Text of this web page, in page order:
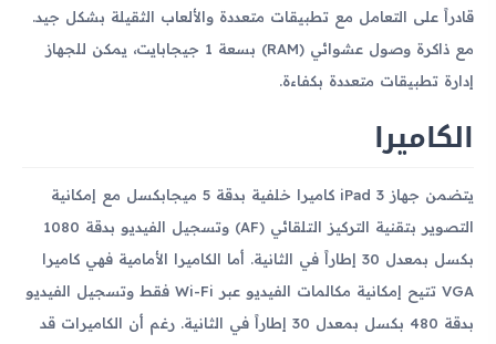
قادراً على التعامل مع تطبيقات متعددة والألعاب الثقيلة بشكل جيد.
مع ذاكرة وصول عشوائي (RAM) بسعة 1 جيجابايت، يمكن للجهاز
إدارة تطبيقات متعددة بكفاءة.
الكاميرا
يتضمن جهاز iPad 3 كاميرا خلفية بدقة 5 ميجابكسل مع إمكانية
التصوير بتقنية التركيز التلقائي (AF) وتسجيل الفيديو بدقة 1080
بكسل بمعدل 30 إطاراً في الثانية. أما الكاميرا الأمامية فهي كاميرا
VGA تتيح إمكانية مكالمات الفيديو عبر Wi-Fi فقط وتسجيل الفيديو
بدقة 480 بكسل بمعدل 30 إطاراً في الثانية. رغم أن الكاميرات قد